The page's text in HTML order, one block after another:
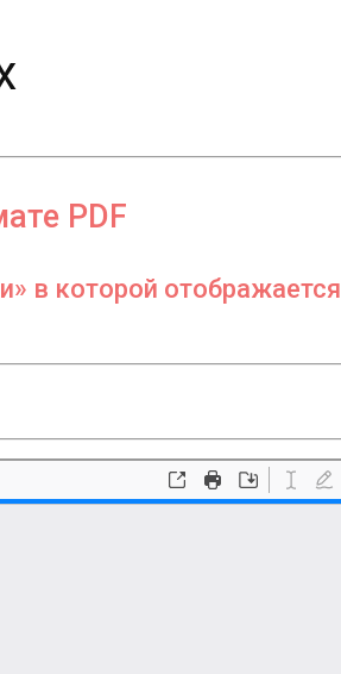
PDF
в которой отображается